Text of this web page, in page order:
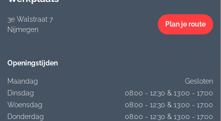
3e Walstraat 7
Nijmegen
Plan je route
Openingstijden
Maandag
Gesloten
Dinsdag
08:00 - 12:30 & 13:00 - 17:00
Woensdag
08:00 - 12:30 & 13:00 - 17:00
Donderdag
08:00 - 12:30 & 13:00 - 17:00